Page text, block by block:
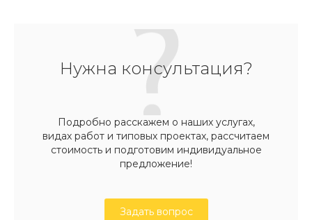
Нужна консультация?
Подробно расскажем о наших услугах,
видах работ и типовых проектах, рассчитаем
стоимость и подготовим индивидуальное
предложение!
Задать вопрос